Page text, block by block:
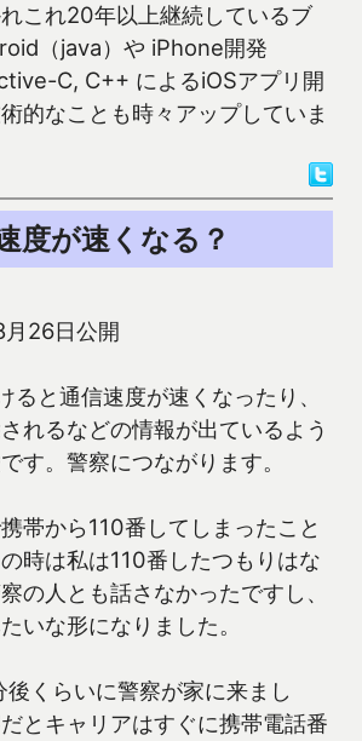
これ20年以上継続しているブ
（java）や iPhone開発
C, C++ によるiOSアプリ開
的なことも時々アップしていま
度が速くなる？
26日公開
ると通信速度が速くなったり、
れるなどの情報が出ているよう
す。警察につながります。
帯から110番してしまったこと
時は私は110番したつもりはな
の人とも話さなかったですし、
いな形になりました。
くらいに警察が家に来まし
とキャリアはすぐに携帯電話番